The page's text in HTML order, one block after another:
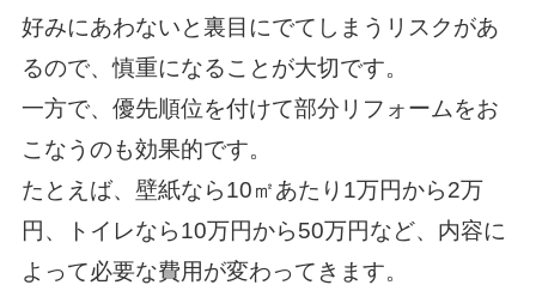
好みにあわないと裏目にでてしまうリスクがあ
るので、慎重になることが大切です。
一方で、優先順位を付けて部分リフォームをお
こなうのも効果的です。
たとえば、壁紙なら10㎡あたり1万円から2万
円、トイレなら10万円から50万円など、内容に
よって必要な費用が変わってきます。